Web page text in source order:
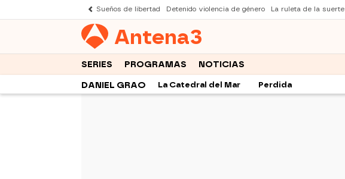
Sueños de libertad Detenido violencia de género La ruleta de la suerte
Antena3
SERIES PROGRAMAS NOTICIAS
DANIEL GRAO La Catedral del Mar Perdida